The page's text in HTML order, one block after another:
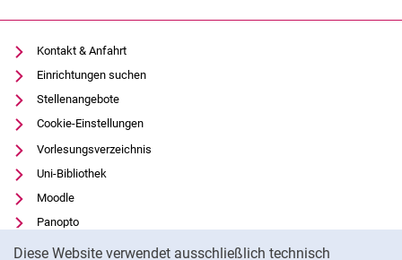
Diese Website verwendet ausschließlich technisch
Kontakt & Anfahrt
Einrichtungen suchen
Stellenangebote
Cookie-Einstellungen
Vorlesungsverzeichnis
Uni-Bibliothek
Moodle
Panopto
Datenschutz